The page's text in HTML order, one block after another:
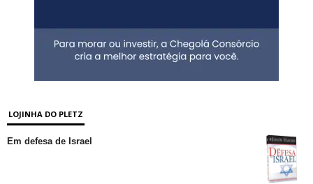
LOJINHA DO PLETZ
Em defesa de Israel